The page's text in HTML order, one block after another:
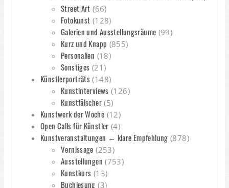
Street Art (66)
Fotokunst (128)
Galerien und Ausstellungsräume (99)
Kurz und Knapp (855)
Personalien (18)
Sonstiges (21)
Künstlerporträts (148)
Kunstinterviews (126)
Kunstfälscher(5)
Kunstwerk der Woche (12)
Open Calls für Künstler (4)
Kunstveranstaltungen ← klare Empfehlung (878)
Vernissage (253)
Ausstellungen (753)
Kunstkurs (13)
Buchlesung (3)